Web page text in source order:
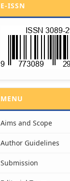
E-ISSN
MENU
Aims and Scope
Author Guidelines
Submission